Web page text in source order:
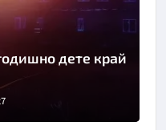
дете край